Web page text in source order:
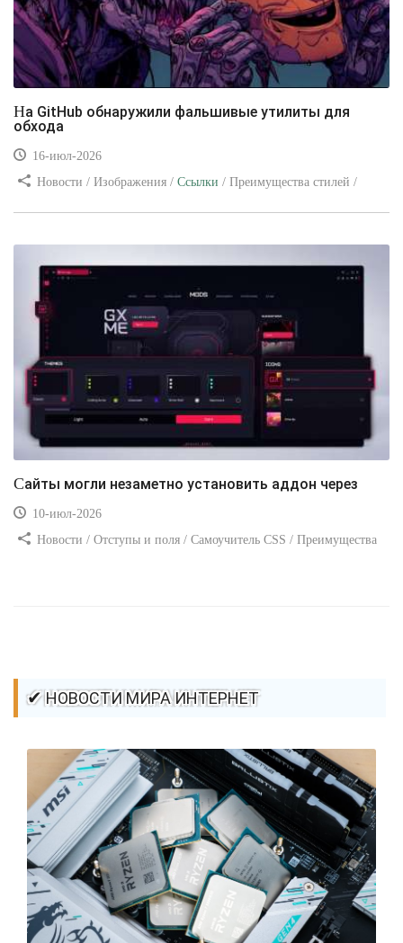
На GitHub обнаружили фальшивые утилиты для
обхода
16-июл-2026
Новости / Изображения / Ссылки / Преимущества стилей /
Сайты могли незаметно установить аддон через
10-июл-2026
Новости / Отступы и поля / Самоучитель CSS / Преимущества
✔ НОВОСТИ МИРА ИНТЕРНЕТ